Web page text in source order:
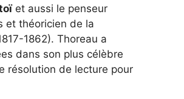
et aussi le penseur
et théoricien de la
1862). Thoreau a
dans son plus célèbre
résolution de lecture pour